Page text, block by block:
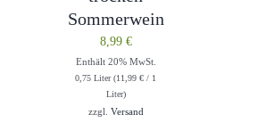
Sommerwein
8,99 €
Enthält 20% MwSt.
0,75 Liter (11,99€ / 1
Liter)
zzgl. Versand